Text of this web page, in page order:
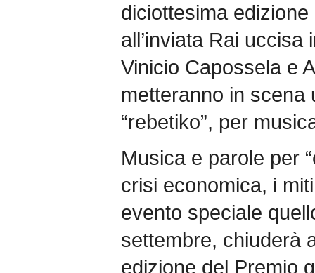
diciottesima
all’inviata Rai
Vinicio Capossela e
metteranno in scena
“rebetiko”, per
Musica e parole per
crisi economica, i
evento speciale
settembre, chiuderà
edizione del Premio